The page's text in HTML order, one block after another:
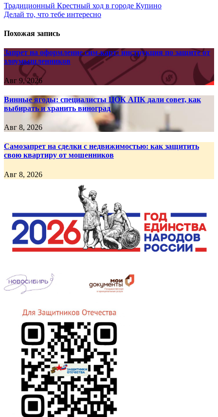
Навигация
по
записям
Традиционный Крестный ход в городе Купино
Делай то, что тебе интересно
Похожая запись
Запрет на оформление сим-карт: инструкция по защите от
злоумышленников
Авг 9, 2026
Винные ягоды: специалисты ЦОК АПК дали совет, как
выбирать и хранить виноград
Авг 8, 2026
Самозапрет на сделки с недвижимостью: как защитить
свою квартиру от мошенников
Авг 8, 2026